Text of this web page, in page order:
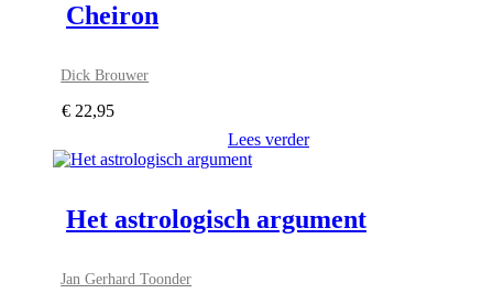
Cheiron
Dick Brouwer
€ 22,95
Lees verder
Het astrologisch argument
Jan Gerhard Toonder